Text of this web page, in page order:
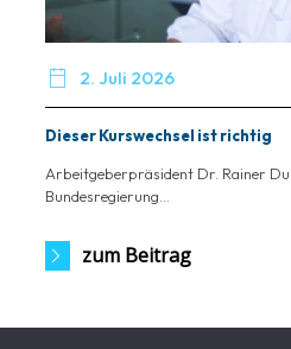
 2. Juli 2026
Dieser Kurswechsel ist richtig
Arbeitgeberpräsident Dr. Rainer
Bundesregierung...
zum Beitrag